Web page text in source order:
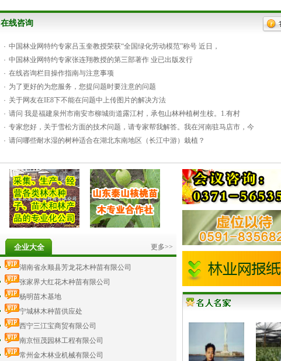
[详细资料]
[详细资料]
[详细资料]
[详细资料]
在线咨询
· 中国林业网特约专家吕玉奎教授荣获“全国绿化劳动模范”称号 近日，
· 中国林业网特约专家张连翔教授的第三部著作 业已出版发行
· 在线咨询栏目操作指南与注意事项
· 为了更好的为您服务，您提问题时要注意的问题
· 关于网友在IE8下不能在问题中上传图片的解决方法
· 请问 我是福建泉州市南安市柳城街道露江村，承包山林种植树生桉。1.有村
· 专家您好，关于雪松方面的技术问题，请专家帮我解答。我在河南驻马店市，今
· 请问哪些耐水湿的树种适合在湖北东南地区（长江中游）栽植？
企业大全 更多>>
湖南省永顺县芳龙花木种苗有限公司
张家界大红花木种苗有限公司
杨明苗木基地
宁城林木种苗供应处
西宁三江宝商贸有限公司
南京恒茂园林工程有限公司
常州金木林业机械有限公司